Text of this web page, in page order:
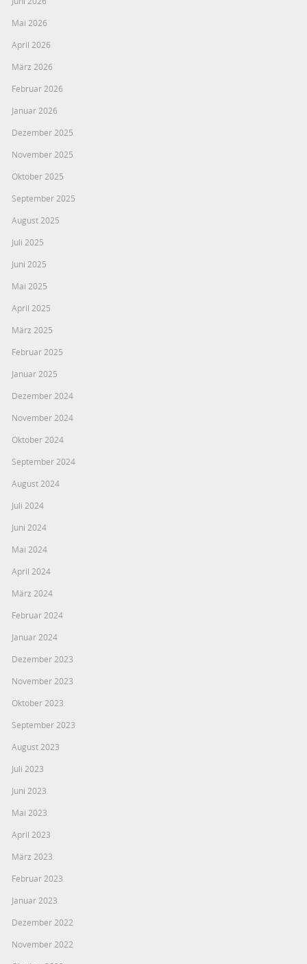
Mai 2026
April 2026
März 2026
Februar 2026
Januar 2026
Dezember 2025
November 2025
Oktober 2025
September 2025
August 2025
Juli 2025
Juni 2025
Mai 2025
April 2025
März 2025
Februar 2025
Januar 2025
Dezember 2024
November 2024
Oktober 2024
September 2024
August 2024
Juli 2024
Juni 2024
Mai 2024
April 2024
März 2024
Februar 2024
Januar 2024
Dezember 2023
November 2023
Oktober 2023
September 2023
August 2023
Juli 2023
Juni 2023
Mai 2023
April 2023
März 2023
Februar 2023
Januar 2023
Dezember 2022
November 2022